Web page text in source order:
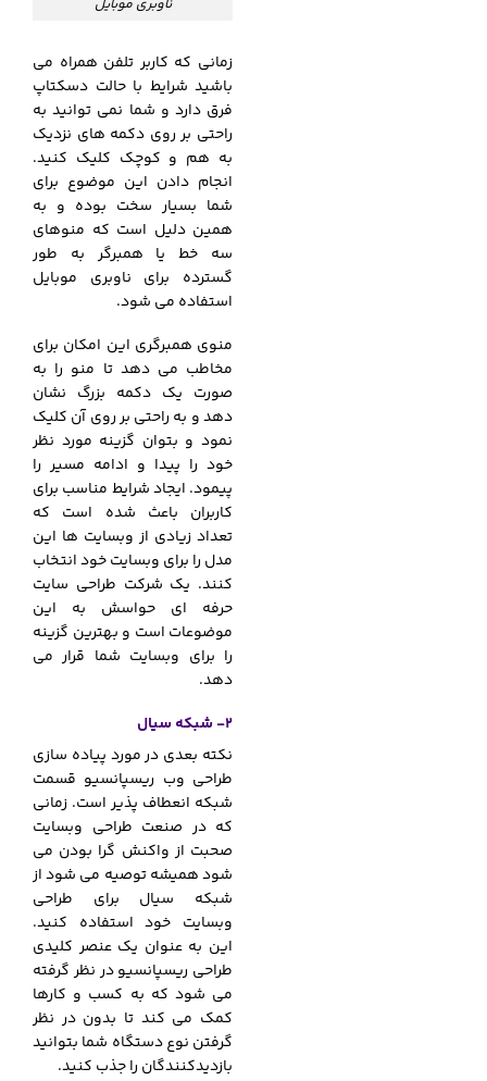
زمانی که کاربر تلفن همراه می
باشید شرایط با حالت دسکتاپ
فرق دارد و شما نمی توانید به
راحتی بر روی دکمه های نزدیک
به هم و کوچک کلیک کنید.
انجام دادن این موضوع برای
شما بسیار سخت بوده و به
همین دلیل است که منوهای
سه خط یا همبرگر به طور
گسترده برای ناوبری موبایل
استفاده می شود.
منوی همبرگری این امکان برای
مخاطب می دهد تا منو را به
صورت یک دکمه بزرگ نشان
دهد و به راحتی بر روی آن کلیک
نمود و بتوان گزینه مورد نظر
خود را پیدا و ادامه مسیر را
پیمود. ایجاد شرایط مناسب برای
کاربران باعث شده است که
تعداد زیادی از وبسایت ها این
مدل را برای وبسایت خود انتخاب
کنند. یک شرکت طراحی سایت
حرفه ای حواسش به این
موضوعات است و بهترین گزینه
را برای وبسایت شما قرار می
دهد.
2- شبکه سیال
نکته بعدی در مورد پیاده سازی
طراحی وب ریسپانسیو قسمت
شبکه انعطاف پذیر است. زمانی
که در صنعت طراحی وبسایت
صحبت از واکنش گرا بودن می
شود همیشه توصیه می شود از
شبکه سیال برای طراحی
وبسایت خود استفاده کنید.
این به عنوان یک عنصر کلیدی
طراحی ریسپانسیو در نظر گرفته
می شود که به کسب و کارها
کمک می کند تا بدون در نظر
گرفتن نوع دستگاه شما بتوانید
بازدیدکنندگان را جذب کنید.